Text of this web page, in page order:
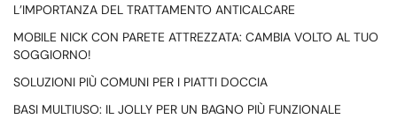
L’IMPORTANZA DEL TRATTAMENTO ANTICALCARE
MOBILE NICK CON PARETE ATTREZZATA: CAMBIA VOLTO AL TUO
SOGGIORNO!
SOLUZIONI PIÙ COMUNI PER I PIATTI DOCCIA
BASI MULTIUSO: IL JOLLY PER UN BAGNO PIÙ FUNZIONALE